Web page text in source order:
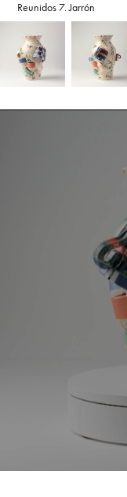
Reunidos 7. Jarrón